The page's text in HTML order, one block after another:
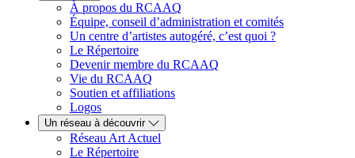
À propos du RCAAQ
Équipe, conseil d’administration et comités
Un centre d’artistes autogéré, c’est quoi ?
Le Répertoire
Devenir membre du RCAAQ
Vie du RCAAQ
Soutien et affiliations
Logos
Un réseau à découvrir
Réseau Art Actuel
Le Répertoire